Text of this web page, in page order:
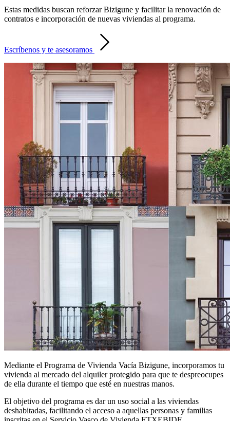
Estas medidas buscan reforzar Bizigune y facilitar la renovación de
contratos e incorporación de nuevas viviendas al programa.
Escríbenos y te asesoramos
Mediante el Programa de Vivienda Vacía Bizigune, incorporamos tu
vivienda al mercado del alquiler protegido para que te despreocupes
de ella durante el tiempo que esté en nuestras manos.
El objetivo del programa es dar un uso social a las viviendas
deshabitadas, facilitando el acceso a aquellas personas y familias